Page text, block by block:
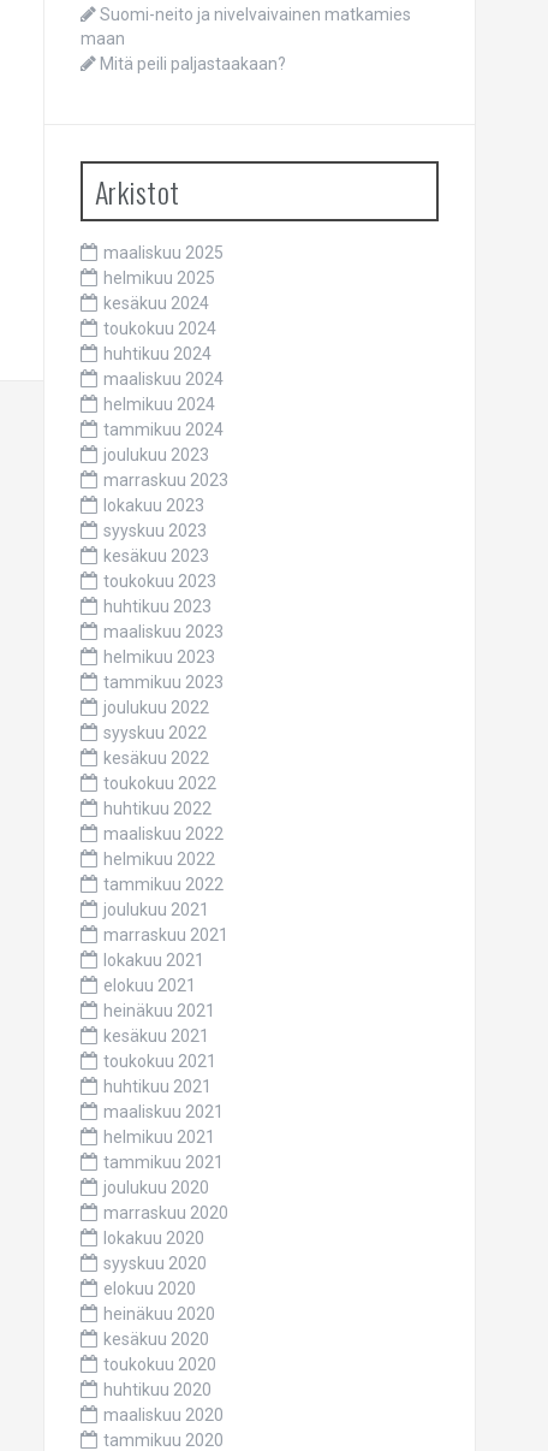
Suomi-neito ja nivelvaivainen matkamies
maan
Mitä peili paljastaakaan?
Arkistot
maaliskuu 2025
helmikuu 2025
kesäkuu 2024
toukokuu 2024
huhtikuu 2024
maaliskuu 2024
helmikuu 2024
tammikuu 2024
joulukuu 2023
marraskuu 2023
lokakuu 2023
syyskuu 2023
kesäkuu 2023
toukokuu 2023
huhtikuu 2023
maaliskuu 2023
helmikuu 2023
tammikuu 2023
joulukuu 2022
syyskuu 2022
kesäkuu 2022
toukokuu 2022
huhtikuu 2022
maaliskuu 2022
helmikuu 2022
tammikuu 2022
joulukuu 2021
marraskuu 2021
lokakuu 2021
elokuu 2021
heinäkuu 2021
kesäkuu 2021
toukokuu 2021
huhtikuu 2021
maaliskuu 2021
helmikuu 2021
tammikuu 2021
joulukuu 2020
marraskuu 2020
lokakuu 2020
syyskuu 2020
elokuu 2020
heinäkuu 2020
kesäkuu 2020
toukokuu 2020
huhtikuu 2020
maaliskuu 2020
tammikuu 2020